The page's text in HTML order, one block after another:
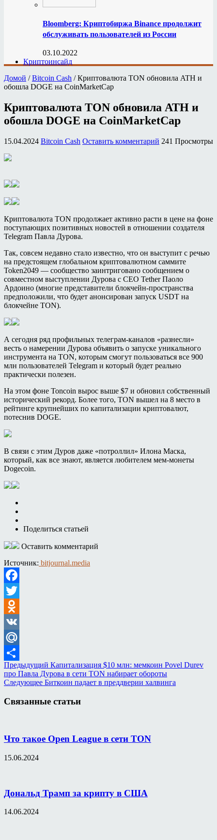
Bloomberg: Криптобиржа Binance продолжит
обслуживать пользователей из России
03.10.2022
Криптоинсайд
Домой / Bitcoin Cash / Криптовалюта TON обновила ATH и
обошла DOGE на CoinMarketCap
Криптовалюта TON обновила ATH и
обошла DOGE на CoinMarketCap
15.04.2024 Bitcoin Cash Оставить комментарий 241 Просмотры
Криптовалюта TON продолжает активно расти в цене на фоне
поступающих позитивных новостей в отношении создателя
Telegram Павла Дурова.
Так, совсем недавно стало известно, что он выступит с речью
на предстоящем глобальном криптовалютном саммите
Token2049 — сообщество заинтриговано сообщением о
совместном выступлении Дурова с CEO Tether Паоло
Ардоино (многие представители блокчейн-пространства
предположили, что будет анонсирован запуск USDT на
блокчейне TON).
А сегодня ряд профильных телеграм-каналов «разнесли»
весть о намерении Дурова объявить о запуске уникального
инструмента на TON, которым смогут пользоваться все 900
млн пользователей Telegram и который будет реально
практически полезен.
На этом фоне Toncoin вырос выше $7 и обновил собственный
исторический рекорд. Более того, TON вышел на 8 место в
рейтинге крупнейших по капитализации криптовалют,
потеснив DOGE.
В связи с этим Дуров даже «потроллил» Илона Маска,
который, как все знают, является любителем мем-монеты
Dogecoin.
Поделиться статьей
Оставить комментарий
Источник: bitjournal.media
Facebook
Twitter
Odnoklassniki
VK
Mail.Ru
Отправить
Предыдущий Капитализация $10 млн: мемкоин Povel Durev
про Павла Дурова в сети TON набирает обороты
Следующее Биткоин падает в преддверии халвинга
Связанные статьи
Что такое Open League в сети TON
15.06.2024
Дональд Трамп за крипту в США
14.06.2024